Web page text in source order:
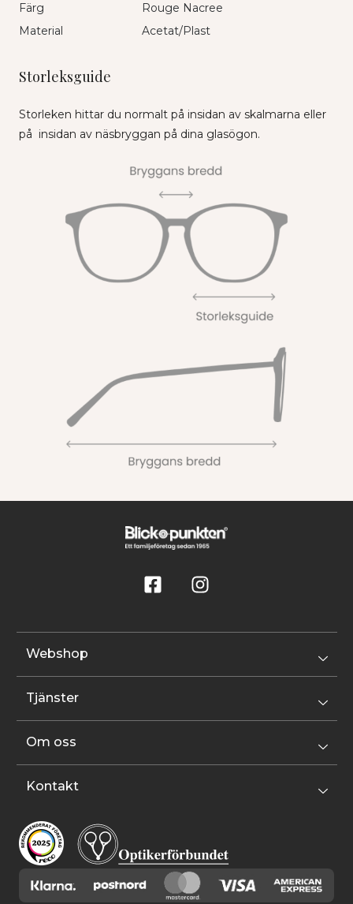
Färg
Rouge Nacree
Material
Acetat/Plast
Storleksguide
Storleken hittar du normalt på insidan av skalmarna eller
på insidan av näsbryggan på dina glasögon.
Webshop
Tjänster
Om oss
Kontakt